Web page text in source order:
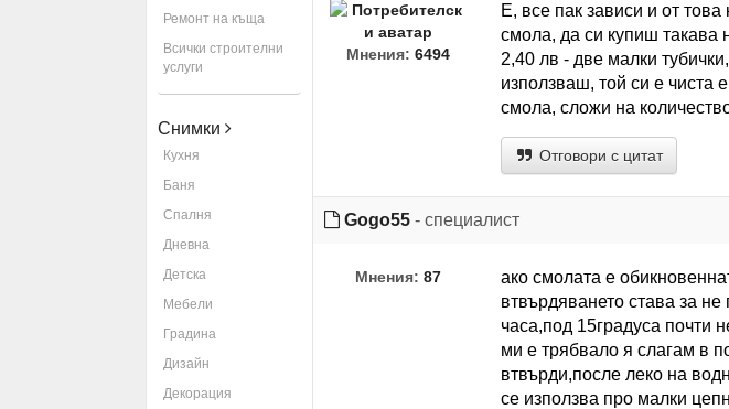
Ремонт на къща
Всички строителни
услуги
Снимки
Кухня
Баня
Спалня
Дневна
Детска
Мебели
Градина
Дизайн
Декорация
Мнения: 6494
Е, все пак зависи и от
смола, да си купиш такава
2,40 лв - две малки
използваш, той си е чиста
смола, сложи на
Отговори с цитат
Gogo55 - специалист
Мнения: 87
ако смолата е
втвърдяването става за
часа,под 15градуса почти
ми е трябвало я слагам в
втвърди,после леко на
се използва про малки